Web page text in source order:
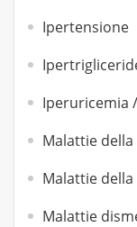
Ipertensione
Iperuricemia
Malattie
Malattie
Malattie